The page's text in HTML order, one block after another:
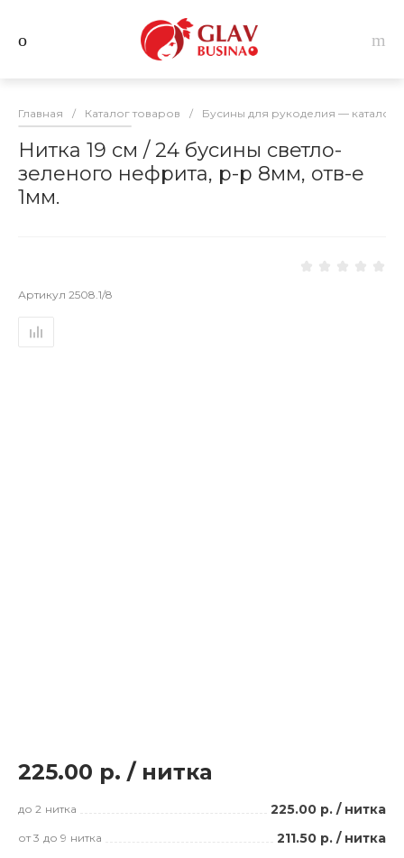
Главная / Каталог товаров / Бусины для рукоделия — каталог
Нитка 19 см / 24 бусины светло-
зеленого нефрита, р-р 8мм, отв-е
1мм.
Артикул 2508.1/8
225.00 р. / нитка
до 2 нитка 225.00 р. / нитка
от 3 до 9 нитка 211.50 р. / нитка